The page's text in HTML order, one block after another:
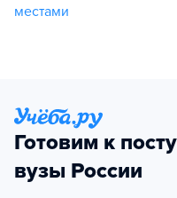
местами
Готовим к
вузы России